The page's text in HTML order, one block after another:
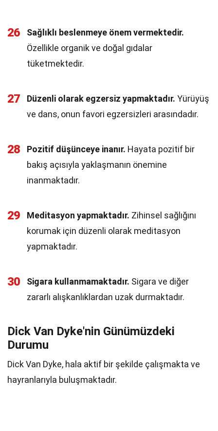
26
Sağlıklı beslenmeye önem vermektedir.
Özellikle organik ve doğal gıdalar
tüketmektedir.
27 Düzenli olarak egzersiz yapmaktadır. Yürüyüş
ve dans, onun favori egzersizleri arasındadır.
28 Pozitif düşünceye inanır. Hayata pozitif bir
bakış açısıyla yaklaşmanın önemine
inanmaktadır.
29 Meditasyon yapmaktadır. Zihinsel sağlığını
korumak için düzenli olarak meditasyon
yapmaktadır.
30 Sigara kullanmamaktadır. Sigara ve diğer
zararlı alışkanlıklardan uzak durmaktadır.
Dick Van Dyke'nin Günümüzdeki
Durumu
Dick Van Dyke, hala aktif bir şekilde çalışmakta ve
hayranlarıyla buluşmaktadır.